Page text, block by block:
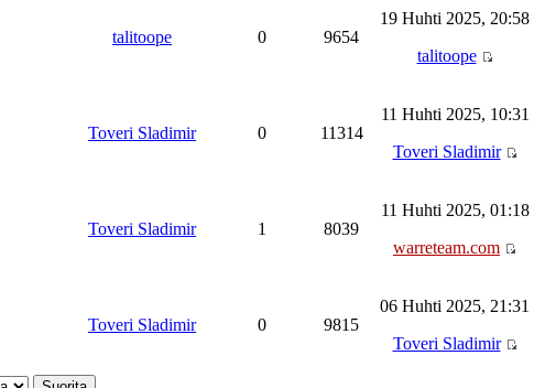
talitoope 0 9654
19 Huhti 2025, 20:58
talitoope
Toveri Sladimir 0 11314
11 Huhti 2025, 10:31
Toveri Sladimir
Toveri Sladimir 1 8039
11 Huhti 2025, 01:18
warreteam.com
Toveri Sladimir 0 9815
06 Huhti 2025, 21:31
Toveri Sladimir